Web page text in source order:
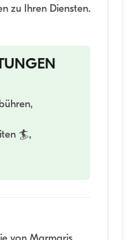
zu Ihren Diensten.
🏄,